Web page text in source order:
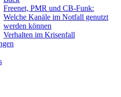
Freenet, PMR und CB-Funk:
Welche Kanäle im Notfall genutzt
werden können
Verhalten im Krisenfall